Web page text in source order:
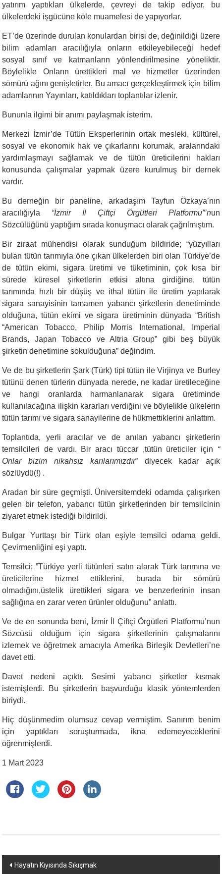
yatırım yaptıkları ülkelerde, çevreyi de takip ediyor, bu
ülkelerdeki işgücüne köle muamelesi de yapıyorlar.
ET’de üzerinde durulan konulardan birisi de, değinildiği üzere
bilim adamları aracılığıyla onların etkileyebileceği hedef
sosyal sınıf ve katmanların yönlendirilmesine yöneliktir.
Böylelikle Onların ürettikleri mal ve hizmetler üzerinden
sömürü ağını genişletirler. Bu amacı gerçekleştirmek için bilim
adamlarının Yayınları, katıldıkları toplantılar izlenir.
Bununla ilgimi bir anımı paylaşmak isterim.
Merkezi İzmir’de Tütün Eksperlerinin ortak mesleki, kültürel,
sosyal ve ekonomik hak ve çıkarlarını korumak, aralarındaki
yardımlaşmayı sağlamak ve de tütün üreticilerini hakları
konusunda çalışmalar yapmak üzere kurulmuş bir dernek
vardır.
Bu derneğin bir paneline, arkadaşım Tayfun Özkaya’nın
aracılığıyla “İzmir İl Çiftçi Örgütleri Platformu”’nun
Sözcülüğünü yaptığım sırada konuşmacı olarak çağrılmıştım.
Bir ziraat mühendisi olarak sunduğum bildiride; “yüzyılları
bulan tütün tarımıyla öne çıkan ülkelerden biri olan Türkiye’de
de tütün ekimi, sigara üretimi ve tüketiminin, çok kısa bir
sürede küresel şirketlerin etkisi altına girdiğine, tütün
tarımında hızlı bir düşüş ve ithal tütün ile üretim yapılarak
sigara sanayisinin tamamen yabancı şirketlerin denetiminde
olduğuna, tütün ekimi ve sigara üretiminin dünyada “British
“American Tobacco, Philip Morris International, Imperial
Brands, Japan Tobacco ve Altria Group” gibi beş büyük
şirketin denetimine sokulduğuna” değindim.
Ve de bu şirketlerin Şark (Türk) tipi tütün ile Virjinya ve Burley
tütünü denen türlerin dünyada nerede, ne kadar üretileceğine
ve hangi oranlarda harmanlanarak sigara üretiminde
kullanılacağına ilişkin kararları verdiğini ve böylelikle ülkelerin
tütün tarımı ve sigara sanayilerine de hükmettiklerini anlattım.
Toplantıda, yerli aracılar ve de anılan yabancı şirketlerin
temsilcileri de vardı. Bir aracı tüccar ,tütün üreticiler için “
Onlar bizim nikahsız karılarımızdır” diyecek kadar açık
sözlüydü(!) .
Aradan bir süre geçmişti. Üniversitemdeki odamda çalışırken
gelen bir telefon, yabancı tütün şirketlerinden bir temsilcinin
ziyaret etmek istediği bildirildi.
Bulgar Yurttaşı bir Türk olan eşiyle temsilci odama geldi.
Çevirmenliğini eşi yaptı.
Temsilci; ”Türkiye yerli tütünleri satın alarak Türk tarımına ve
üreticilerine hizmet ettiklerini, burada bir sömürü
olmadığını,üstelik ürettikleri sigara ve benzerlerinin insan
sağlığına en zarar veren ürünler olduğunu” anlattı.
Ve de en sonunda beni, İzmir İl Çiftçi Örgütleri Platformu’nun
Sözcüsü olduğum için sigara şirketlerinin çalışmalarını
izlemek ve öğretmek amacıyla Amerika Birleşik Devletleri’ne
davet etti.
Davet nedeni açıktı. Sesimi yabancı şirketler kısmak
istemişlerdi. Bu şirketlerin başvurduğu klasik yöntemlerden
biriydi.
Hiç düşünmedim olumsuz cevap vermiştim. Sanırım benim
için yaptıkları soruşturmada, ikna edemeyeceklerini
öğrenmişlerdi.
1 Mart 2023
Yazı
Hayatın Kıyısında Sıkışmak